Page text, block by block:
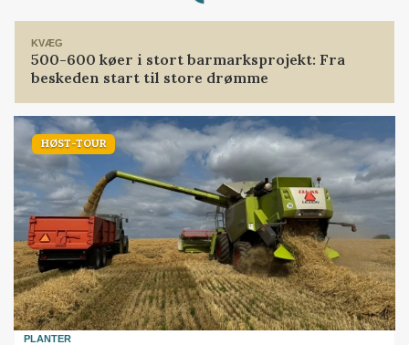
KVÆG
500-600 køer i stort barmarksprojekt: Fra
beskeden start til store drømme
HØST-TOUR
PLANTER